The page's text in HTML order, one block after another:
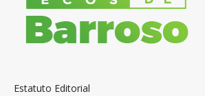
Estatuto Editorial